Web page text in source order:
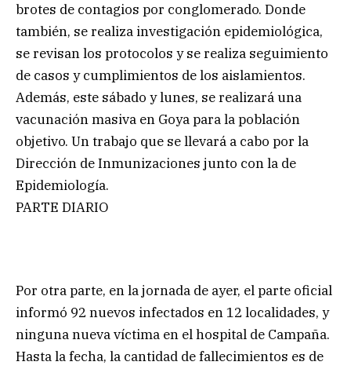
brotes de contagios por conglomerado. Donde
también, se realiza investigación epidemiológica,
se revisan los protocolos y se realiza seguimiento
de casos y cumplimientos de los aislamientos.
Además, este sábado y lunes, se realizará una
vacunación masiva en Goya para la población
objetivo. Un trabajo que se llevará a cabo por la
Dirección de Inmunizaciones junto con la de
Epidemiología.
PARTE DIARIO
Por otra parte, en la jornada de ayer, el parte oficial
informó 92 nuevos infectados en 12 localidades, y
ninguna nueva víctima en el hospital de Campaña.
Hasta la fecha, la cantidad de fallecimientos es de